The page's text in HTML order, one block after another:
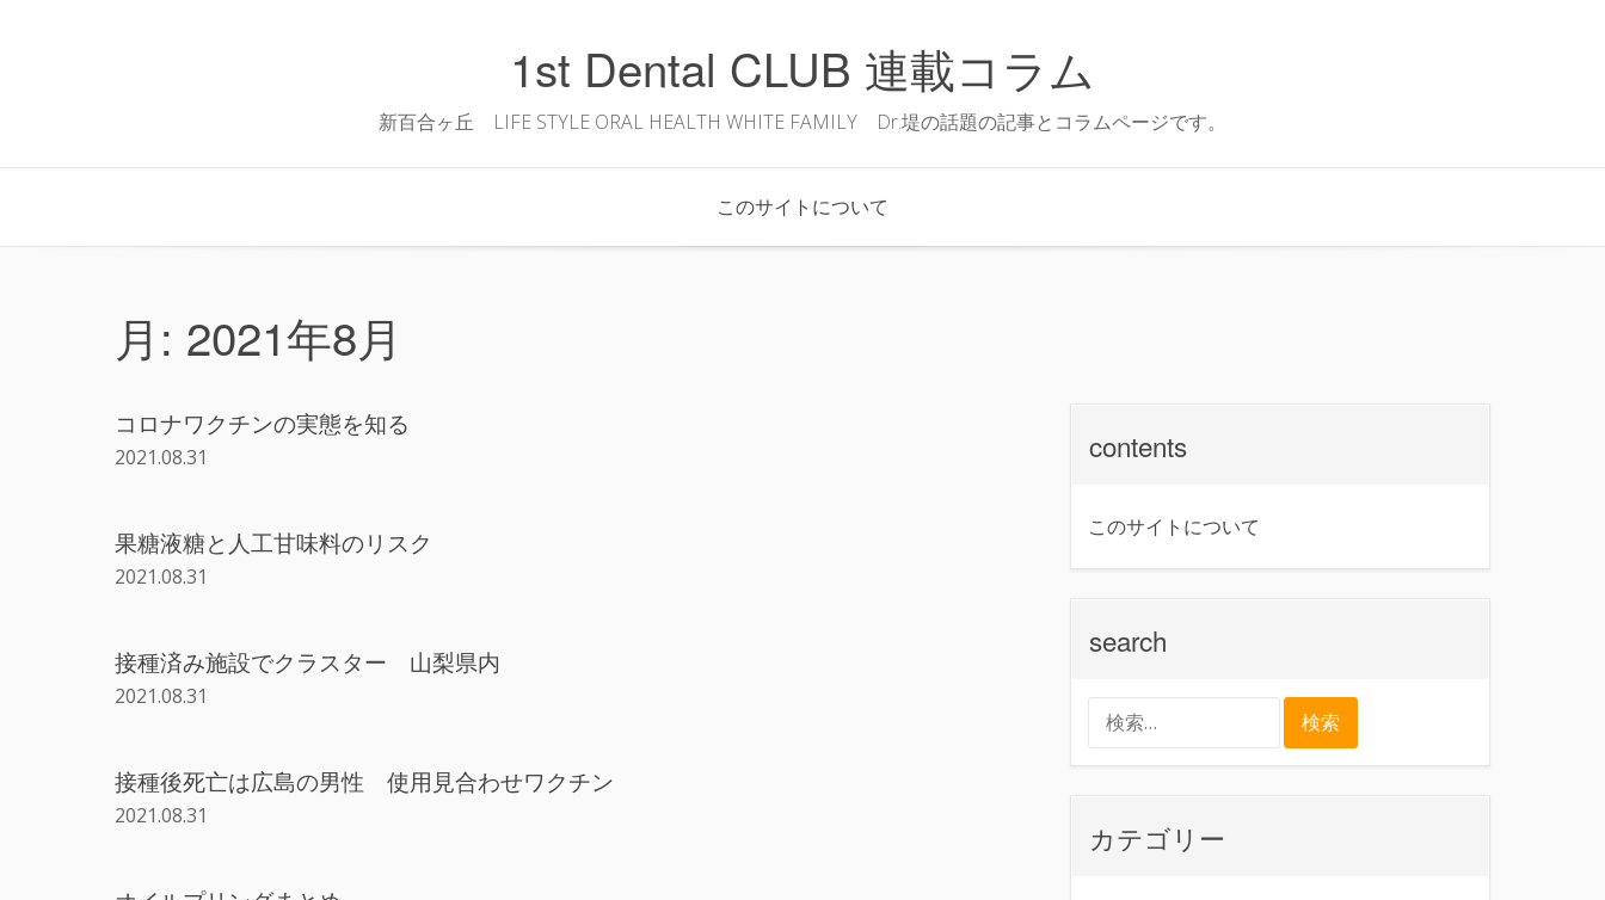
1st Dental CLUB 連載コラム
新百合ヶ丘 LIFE STYLE ORAL HEALTH WHITE FAMILY Dr.堤の話題の記事とコラムページです。
このサイトについて
月: 2021年8月
コロナワクチンの実態を知る
2021.08.31
果糖液糖と人工甘味料のリスク
2021.08.31
接種済み施設でクラスター 山梨県内
2021.08.31
接種後死亡は広島の男性 使用見合わせワクチン
2021.08.31
contents
このサイトについて
search
カテゴリー